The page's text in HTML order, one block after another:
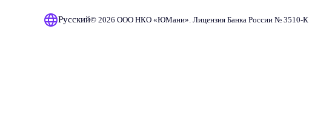
Русский© 2026 ООО НКО «ЮМани». Лицензия Банка России № 3510‑К